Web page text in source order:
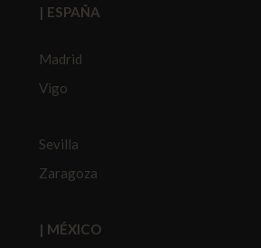
| ESPAÑA
Madrid
Vigo
Sevilla
Zaragoza
| MÉXICO